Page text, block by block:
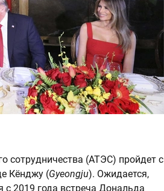
сотрудничества (АТЭС) пройдет с
Кёнджу (Gyeongju). Ожидается,
с 2019 года встреча Дональда